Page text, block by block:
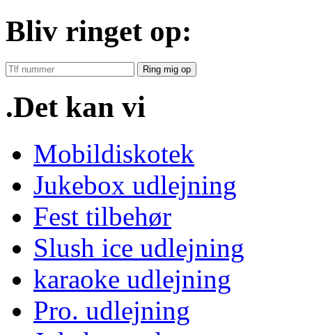
Bliv ringet op:
Ring mig op
.Det kan vi
Mobildiskotek
Jukebox udlejning
Fest tilbehør
Slush ice udlejning
karaoke udlejning
Pro. udlejning